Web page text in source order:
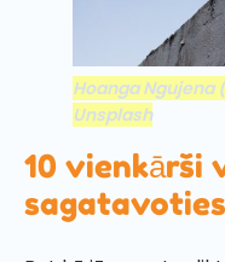
Hoanga Ngujena
Unsplash
10 vienkārši